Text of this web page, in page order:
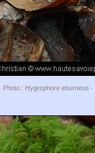
Photo : Hygrophore eburneus